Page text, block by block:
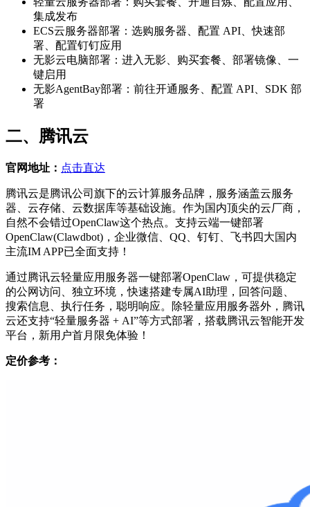
集成发布
ECS云服务器部署：选购服务器、配置 API、快速部
署、配置钉钉应用
无影云电脑部署：进入无影、购买套餐、部署镜像、一
键启用
无影AgentBay部署：前往开通服务、配置 API、SDK 部
署
二、腾讯云
官网地址： 点击直达
腾讯云是腾讯公司旗下的云计算服务品牌，服务涵盖云服务
器、云存储、云数据库等基础设施。作为国内顶尖的云厂商，
自然不会错过OpenClaw这个热点。支持云端一键部署
OpenClaw(Clawdbot)，企业微信、QQ、钉钉、飞书四大国内
主流IM APP已全面支持！
通过腾讯云轻量应用服务器一键部署OpenClaw，可提供稳定
的公网访问、独立环境，快速搭建专属AI助理，回答问题、
搜索信息、执行任务，聪明响应。除轻量应用服务器外，腾讯
云还支持“轻量服务器 + AI”等方式部署，搭载腾讯云智能开发
平台，新用户首月限免体验！
定价参考：